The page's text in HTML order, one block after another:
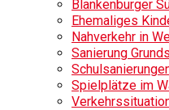
Blankenburger
Ehemaliges
Nahverkehr in
Sanierung
Spielplätze im